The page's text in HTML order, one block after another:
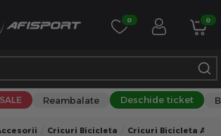
0 0
Reambalate Deschide ticket
Cricuri Bicicleta Cricuri Bicicleta